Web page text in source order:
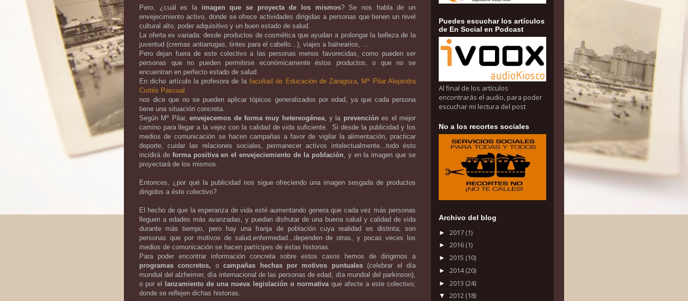
Pero, ¿cuál es la imagen que se proyecta de los mismos? Se nos habla de un
envejecimiento activo, donde se ofrece actividades dirigidas a personas que tienen un nivel
cultural alto, poder adquisitivo y un buen estado de salud.
La oferta es variada: desde productos de cosmética que ayudan a prolongar la belleza de la
juventud (cremas antiarrugas, tintes para el cabello...), viajes a balnearios, ...
Pero dejan fuera de este colectivo a las personas menos favorecidas, como pueden ser
personas que no pueden permitirse económicamente éstos productos, o que no se
encuentran en perfecto estado de salud.
En dicho artículo la profesora de lafacultad de Educación de Zaragoza, Mª Pilar Alejandra
Cortés Pascual
nos dice que no se pueden aplicar tópicos generalizados por edad, ya que cada persona
tiene una situación concreta.
Según Mº Pilar,envejecemos de forma muy hetereogénea, y la prevenciónes el mejor
camino para llegar a la vejez con la calidad de vida suficiente. Si desde la publicidad y los
medios de comunicación se hacen campañas a favor de vigilar la alimentación, practicar
deporte, cuidar las relaciones sociales, permanecer activos intelectualmente...todo ésto
incidirá de forma positiva en el envejeciemiento de la población, y en la imagen que se
proyectará de los mismos.
Entonces, ¿por qué la publicidad nos sigue ofreciendo una imagen sesgada de productos
dirigidos a éste colectivo?
El hecho de que la esperanza de vida esté aumentando genera que cada vez más personas
lleguen a edades más avanzadas, y puedan disfrutar de una buena salud y calidad de vida
durante más tiempo, pero hay una franja de población cuya realidad es distinta; son
personas que por motivos de salud,enfermedad...dependen de otras, y pocas veces los
medios de comunicación se hacen partícipes de éstas historias.
Para poder encontrar información concreta sobre estos casos hemos de dirigirnos a
programas concretos, ocampañas hechas por motivos puntuales(celebrar el día
mundial del alzheimer, día internacional de las personas de edad, día mundial del parkinson),
o por el
lanzamiento de una nueva legislación o normativaque afecte a este colectivo;
donde se reflejen dichas historias.
Puedes escuchar los artículos
de En Social en Podcast
Al final de los artículos
encontrarás el audio, para poder
escuchar mi lectura del post
No a los recortes sociales
Archivo del blog
► 2017 (1)
► 2016 (1)
► 2015 (10)
► 2014(20)
► 2013 (24)
▼ 2012 (18)